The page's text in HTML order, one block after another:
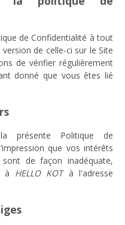
de Confidentialité à tout
de celle-ci sur le Site
de vérifier régulièrement
donné que vous êtes lié
présente Politique de
que vos intérêts
de façon inadéquate,
à HELLO KOTà l'adresse